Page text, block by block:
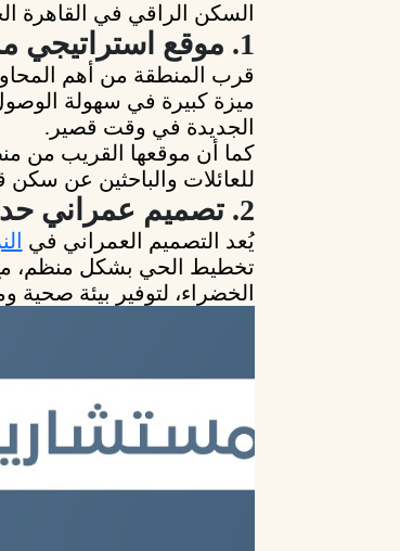
السكن الراقي في القاهرة
1. موقع استراتيجي مميز
قرب المنطقة من أهم
ميزة كبيرة في سهولة
الجديدة في وقت قصير.
كما أن موقعها القريب من
للعائلات والباحثين عن
2. تصميم عمراني حديث
يُعد التصميم العمراني في
تخطيط الحي بشكل منظم، مع
الخضراء، لتوفير بيئة صحية